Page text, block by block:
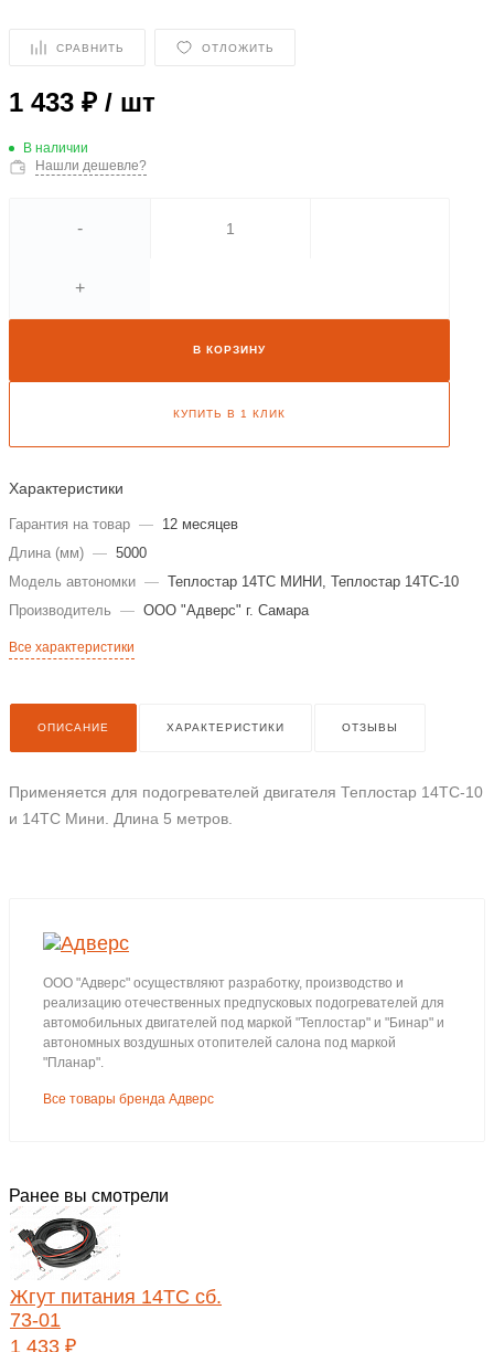
СРАВНИТЬ ОТЛОЖИТЬ
1 433 ₽ / шт
В наличии
Нашли дешевле?
-
+
В КОРЗИНУ
КУПИТЬ В 1 КЛИК
Характеристики
Гарантия на товар — 12 месяцев
Длина (мм) — 5000
Модель автономки — Теплостар 14ТС МИНИ, Теплостар 14ТС-10
Производитель — ООО "Адверс" г. Самара
Все характеристики
ОПИСАНИЕ ХАРАКТЕРИСТИКИ ОТЗЫВЫ
Применяется для подогревателей двигателя Теплостар 14ТС-10
и 14ТС Мини. Длина 5 метров.
ООО "Адверс" осуществляют разработку, производство и
реализацию отечественных предпусковых подогревателей для
автомобильных двигателей под маркой "Теплостар" и "Бинар" и
автономных воздушных отопителей салона под маркой
"Планар".
Все товары бренда Адверс
Ранее вы смотрели
Жгут питания 14ТС сб.
73-01
1 433 ₽